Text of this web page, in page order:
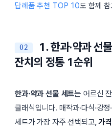
답례품 추천 TOP 10도 함께
1. 한과·약과 선
잔치의 정통 1순위
한과·약과 선물 세트는 어르신
클래식입니다. 매작과·다식·강
세트가 가장 자주 선택되고,가